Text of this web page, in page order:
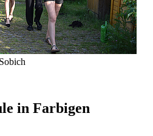
in Farbigen